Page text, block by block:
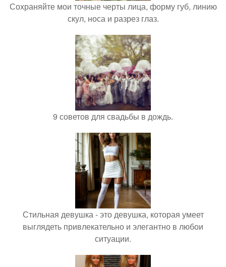
Сохраняйте мои точные черты лица, форму губ, линию
скул, носа и разрез глаз.
9 советов для свадьбы в дождь.
Стильная девушка - это девушка, которая умеет
выглядеть привлекательно и элегантно в любои
ситуации.